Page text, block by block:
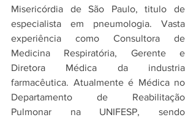
Misericórdia de São Paulo, titulo de
especialista em pneumologia. Vasta
experiência como Consultora de
Medicina Respiratória, Gerente e
Diretora Médica da industria
farmacêutica. Atualmente é Médica no
Departamento de Reabilitação
Pulmonar na UNIFESP, sendo